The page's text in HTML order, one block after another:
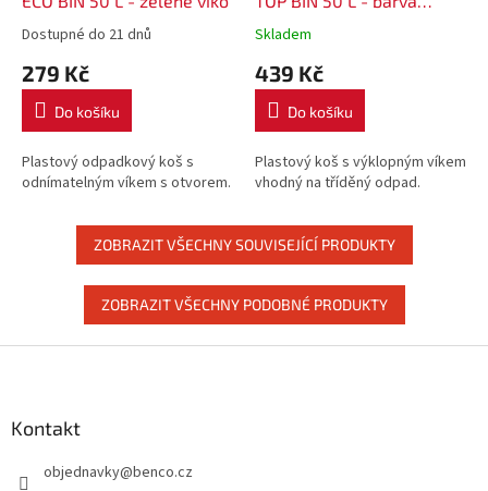
Dostupné do 21 dnů
279 Kč
Do košíku
Plastový odpadkový koš s
odnímatelným víkem s otvorem.
stříbrná
Skladem
439 Kč
Do košíku
Plastový koš s výklopným víkem
vhodný na tříděný odpad.
ZOBRAZIT VŠECHNY SOUVISEJÍCÍ PRODUKTY
ZOBRAZIT VŠECHNY PODOBNÉ PRODUKTY
Kontakt
objednavky@benco.cz